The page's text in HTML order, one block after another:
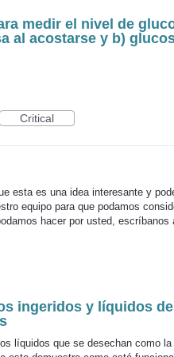
medir el nivel de
al acostarse y b)
Critical
esta es una idea interesante y
equipo para que podamos
hacer por usted, escríbanos
ingeridos y líquidos
líquidos que se desechan como